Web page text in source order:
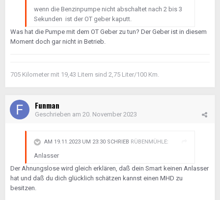
wenn die Benzinpumpe nicht abschaltet nach 2 bis 3
Sekunden ist der OT geber kaputt.
Was hat die Pumpe mit dem OT Geber zu tun? Der Geber ist in diesem
Moment doch gar nicht in Betrieb.
705 Kilometer mit 19,43 Litern sind 2,75 Liter/100 Km.
Funman
Geschrieben am 20. November 2023
AM 19.11.2023 UM 23:30 SCHRIEB RÜBENMÜHLE:
Anlasser
Der Ahnungslose wird gleich erklären, daß dein Smart keinen Anlasser
hat und daß du dich glücklich schätzen kannst einen MHD zu
besitzen.